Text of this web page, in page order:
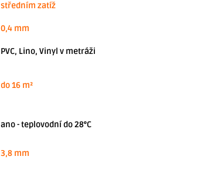
středním zatíž
0,4 mm
PVC, Lino, Vinyl v metráži
do 16 m²
ano - teplovodní do 28°C
3,8 mm